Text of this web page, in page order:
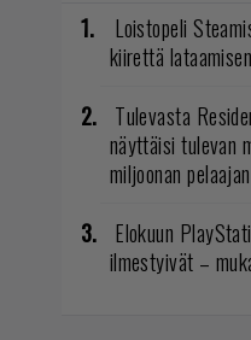
Loistopeli
kiirettä
Tulevasta
näyttäisi tulevan
miljoonan
Elokuun
ilmestyivät –